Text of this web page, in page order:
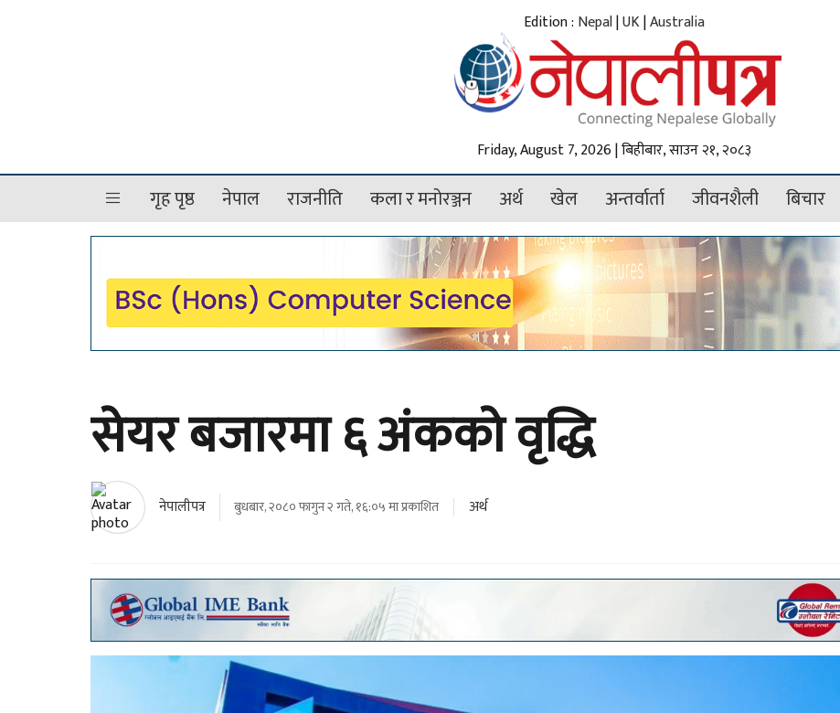
Edition : Nepal|UK|Australia
Friday, August 7, 2026 | बिहीबार, साउन २१, २०८३
गृह पृष्ठ नेपाल राजनीति कला र मनोरञ्जन अर्थ खेल अन्तर्वार्ता जीवनशैली बिचार
सेयर बजारमा ६ अंककाे वृद्धि
नेपालीपत्र बुधबार, २०८० फागुन २ गते, १६:०५ मा प्रकाशित अर्थ